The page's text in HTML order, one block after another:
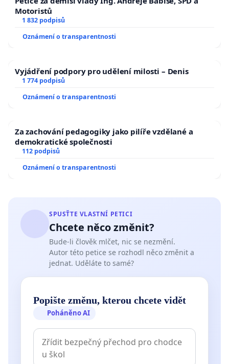
Motoristů
1 832 podpisů
Oznámení o transparentnosti
Vyjádření podpory pro udělení milosti – Denis
1 774 podpisů
Oznámení o transparentnosti
Za zachování pedagogiky jako pilíře vzdělané a
demokratické společnosti
112 podpisů
Oznámení o transparentnosti
SPUSŤTE VLASTNÍ PETICI
Chcete něco změnit?
Bude-li člověk mlčet, nic se nezmění.
Autor této petice se rozhodl něco změnit a
jednat. Uděláte to samé?
Popište změnu, kterou chcete vidět
Poháněno AI